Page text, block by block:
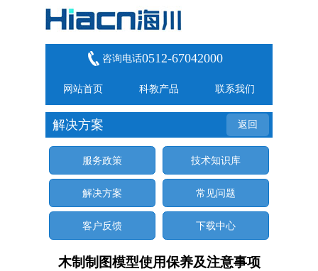
咨询电话0512-67042000
网站首页 科教产品 联系我们
返回
解决方案
服务政策 技术知识库
解决方案 常见问题
客户反馈 下载中心
木制制图模型使用保养及注意事项